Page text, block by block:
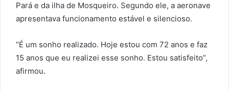
Pará e da ilha de Mosqueiro. Segundo ele, a aeronave
apresentava funcionamento estável e silencioso.
“É um sonho realizado. Hoje estou com 72 anos e faz
15 anos que eu realizei esse sonho. Estou satisfeito”,
afirmou.